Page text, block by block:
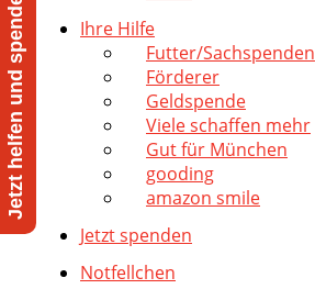
Ihre Hilfe
Futter/Sachspenden
Förderer
Geldspende
Viele schaffen mehr
Gut für München
gooding
amazon smile
Jetzt spenden
Notfellchen
Jetzt helfen und spenden